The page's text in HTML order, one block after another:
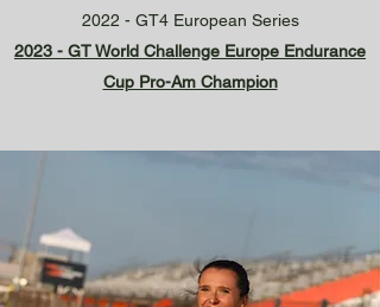
2022 - GT4 European Series
2023 - GT World Challenge Europe Endurance
Cup Pro-Am Champion